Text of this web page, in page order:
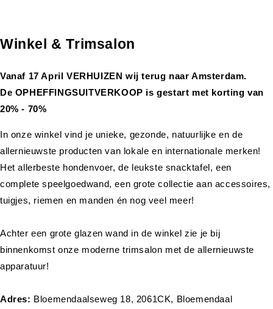
Winkel & Trimsalon
Vanaf 17 April VERHUIZEN wij terug naar Amsterdam.
De OPHEFFINGSUITVERKOOP is gestart met korting van
20% - 70%
In onze winkel vind je unieke, gezonde, natuurlijke en de
allernieuwste producten van lokale en internationale merken!
Het allerbeste hondenvoer, de leukste snacktafel, een
complete speelgoedwand, een grote collectie aan accessoires,
tuigjes, riemen en manden én nog veel meer!
Achter een grote glazen wand in de winkel zie je bij
binnenkomst onze moderne trimsalon met de allernieuwste
apparatuur!
Adres: Bloemendaalseweg 18, 2061CK, Bloemendaal